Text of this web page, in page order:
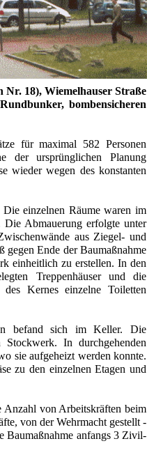
18), Wiemelhauser Straße
bombensicheren
für maximal 582 Personen
der ursprünglichen Planung
wieder wegen des konstanten
einzelnen Räume waren im
Die Abmauerung erfolgte unter
aus Ziegel- und
gegen Ende der Baumaßnahme
einheitlich zu erstellen. In den
Treppenhäuser und die
Kernes einzelne Toiletten
befand sich im Keller. Die
In durchgehenden
sie aufgeheizt werden konnte.
zu den einzelnen Etagen und
von Arbeitskräften beim
von der Wehrmacht gestellt -
Baumaßnahme anfangs 3 Zivil-